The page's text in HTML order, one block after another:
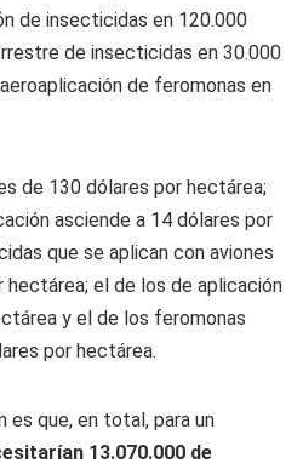
de insecticidas en 120.000
de insecticidas en 30.000
de feromonas en
de 130 dólares por hectárea;
asciende a 14 dólares por
que se aplican con aviones
el de los de aplicación
y el de los feromonas
por hectárea.
es que, en total, para un
13.070.000 de